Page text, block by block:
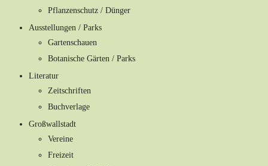
Pflanzenschutz / Dünger
Ausstellungen / Parks
Gartenschauen
Botanische Gärten / Parks
Literatur
Zeitschriften
Buchverlage
Großwallstadt
Vereine
Freizeit